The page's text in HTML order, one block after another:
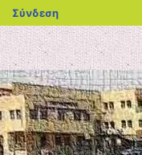
blogs.sch.gr
Σύνδεση